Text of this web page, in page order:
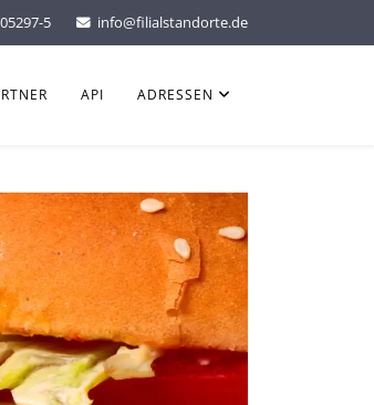
5 info@filialstandorte.de
API ADRESSEN